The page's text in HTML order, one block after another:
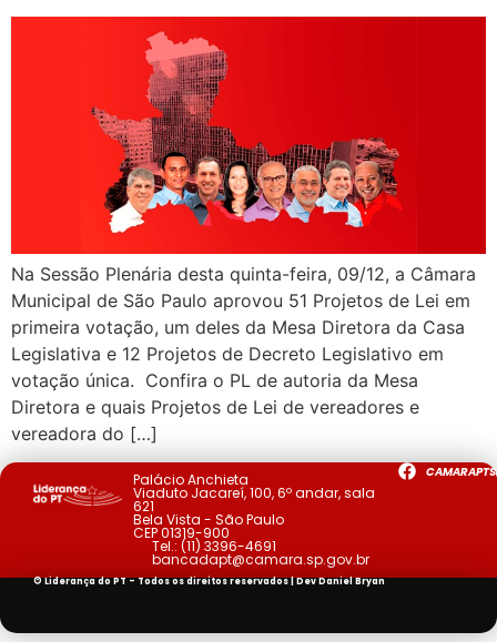
Na Sessão Plenária desta quinta-feira, 09/12, a Câmara
Municipal de São Paulo aprovou 51 Projetos de Lei em
primeira votação, um deles da Mesa Diretora da Casa
Legislativa e 12 Projetos de Decreto Legislativo em
votação única. Confira o PL de autoria da Mesa
Diretora e quais Projetos de Lei de vereadores e
vereadora do […]
Palácio Anchieta
Viaduto Jacareí, 100, 6º andar, sala
621
Bela Vista - São Paulo
CEP 01319-900
Tel.: (11) 3396-4691
bancadapt@camara.sp.gov.br
© Liderança do PT - Todos os direitos reservados | DevDaniel Bryan